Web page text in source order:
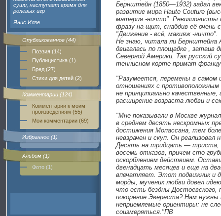
суши, наступает время для
ролевых игр
Янис Илзе
Опубликованное (44)
Поэзия (14)
Публицистика (1)
Бред (27)
Стихи для детей (2)
Комментарии (124)
Комментарии к моим
произведениям (55)
Мои комментарии (69)
Избранное (1)
Альбом (1)
Фото (1)
Бернштейн (1850—1932) задал
развитие мира Haute Couturе
материя -ничто". Ревизионисты
фразу на щит, снабдив её очень
"Движение - всё, макияж -ничто".
Не знаю, читала ли Бернштейна
двигалась по площадке , затаив
Северной Америки. Так русский
теннисном корте примат
"Разумеется, перемены в самом
отношениях с
не принципиально
расширение возраста любви и
"Мне показывали в Москве
в среднем десять нескромных
достижения Мопассана, тем
невзрачен и скуп. Он реализовал
Десять на тридцать — триста,
восемь отказов, причем сто
оскорблением действием.
двенадцать месяцев и еще на
впечатляет. Этот подвижник и
морды, мученик любви довел
что есть бездны Достоевского,
покорение Эвереста? Нам
неприемлемые ориентиры: не
соизмеряться."ПВ